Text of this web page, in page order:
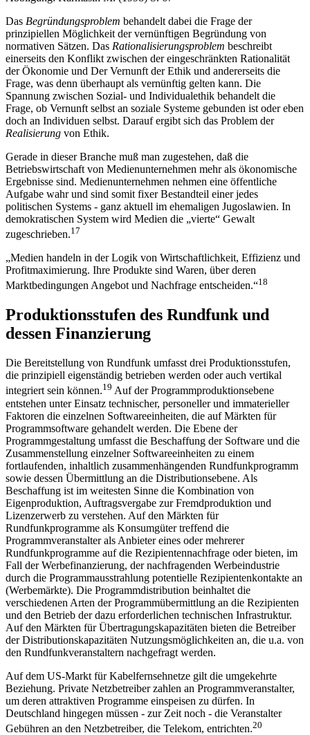
Das Begründungsproblem behandelt dabei die Frage der
prinzipiellen Möglichkeit der vernünftigen Begründung von
normativen Sätzen. Das Rationalisierungsproblem beschreibt
einerseits den Konflikt zwischen der eingeschränkten Rationalität
der Ökonomie und Der Vernunft der Ethik und andererseits die
Frage, was denn überhaupt als vernünftig gelten kann. Die
Spannung zwischen Sozial- und Individualethik behandelt die
Frage, ob Vernunft selbst an soziale Systeme gebunden ist oder eben
doch an Individuen selbst. Darauf ergibt sich das Problem der
Realisierung von Ethik.
Gerade in dieser Branche muß man zugestehen, daß die
Betriebswirtschaft von Medienunternehmen mehr als ökonomische
Ergebnisse sind. Medienunternehmen nehmen eine öffentliche
Aufgabe wahr und sind somit fixer Bestandteil einer jedes
politischen Systems - ganz aktuell im ehemaligen Jugoslawien. In
demokratischen System wird Medien die „vierte“ Gewalt
zugeschrieben.17
„Medien handeln in der Logik von Wirtschaftlichkeit, Effizienz und
Profitmaximierung. Ihre Produkte sind Waren, über deren
Marktbedingungen Angebot und Nachfrage entscheiden.“18
Produktionsstufen des Rundfunk und
dessen Finanzierung
Die Bereitstellung von Rundfunk umfasst drei Produktionsstufen,
die prinzipiell eigenständig betrieben werden oder auch vertikal
integriert sein können.19 Auf der Programmproduktionsebene
entstehen unter Einsatz technischer, personeller und immaterieller
Faktoren die einzelnen Softwareeinheiten, die auf Märkten für
Programmsoftware gehandelt werden. Die Ebene der
Programmgestaltung umfasst die Beschaffung der Software und die
Zusammenstellung einzelner Softwareeinheiten zu einem
fortlaufenden, inhaltlich zusammenhängenden Rundfunkprogramm
sowie dessen Übermittlung an die Distributionsebene. Als
Beschaffung ist im weitesten Sinne die Kombination von
Eigenproduktion, Auftragsvergabe zur Fremdproduktion und
Lizenzerwerb zu verstehen. Auf den Märkten für
Rundfunkprogramme als Konsumgüter treffend die
Programmveranstalter als Anbieter eines oder mehrerer
Rundfunkprogramme auf die Rezipientennachfrage oder bieten, im
Fall der Werbefinanzierung, der nachfragenden Werbeindustrie
durch die Programmausstrahlung potentielle Rezipientenkontakte an
(Werbemärkte). Die Programmdistribution beinhaltet die
verschiedenen Arten der Programmübermittlung an die Rezipienten
und den Betrieb der dazu erforderlichen technischen Infrastruktur.
Auf den Märkten für Übertragungskapazitäten bieten die Betreiber
der Distributionskapazitäten Nutzungsmöglichkeiten an, die u.a. von
den Rundfunkveranstaltern nachgefragt werden.
Auf dem US-Markt für Kabelfernsehnetze gilt die umgekehrte
Beziehung. Private Netzbetreiber zahlen an Programmveranstalter,
um deren attraktiven Programme einspeisen zu dürfen. In
Deutschland hingegen müssen - zur Zeit noch - die Veranstalter
Gebühren an den Netzbetreiber, die Telekom, entrichten.20